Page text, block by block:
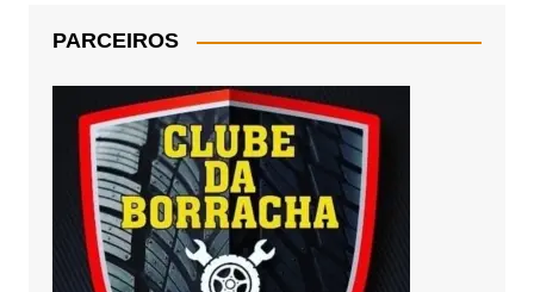
PARCEIROS